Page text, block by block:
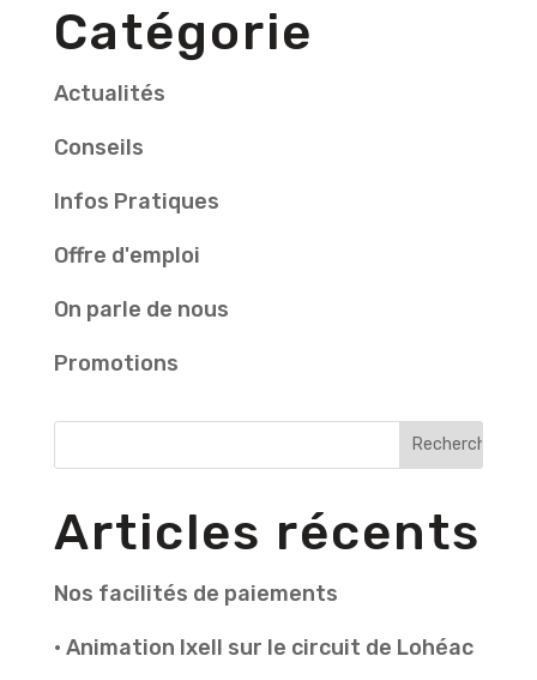
Catégorie
Actualités
Conseils
Infos Pratiques
Offre d'emploi
On parle de nous
Promotions
Articles récents
Nos facilités de paiements
• Animation Ixell sur le circuit de Lohéac